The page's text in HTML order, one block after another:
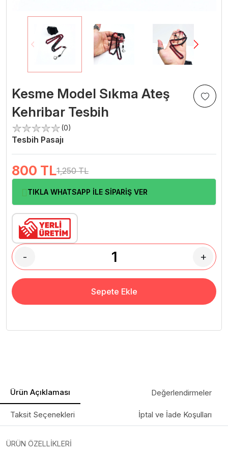
Kesme Model Sıkma Ateş
Kehribar Tesbih
(0)
Tesbih Pasajı
800 TL1,250 TL
TIKLA WHATSAPP İLE SİPARİŞ VER
- +
Sepete Ekle
Ürün Açıklaması Değerlendirmeler
Taksit Seçenekleri İptal ve İade Koşulları
ÜRÜN ÖZELLİKLERİ